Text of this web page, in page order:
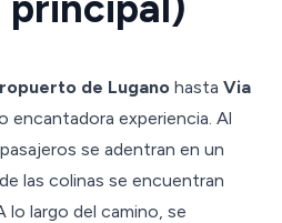
de Lugano hasta Via
encantadora experiencia. Al
se adentran en un
las colinas se encuentran
lo largo del camino, se